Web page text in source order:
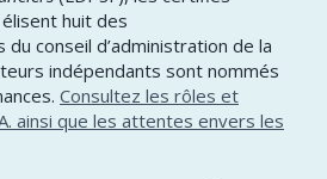
huit des
conseil d’administration de la
indépendants sont nommés
Consultez les rôles et
ainsi que les attentes envers les